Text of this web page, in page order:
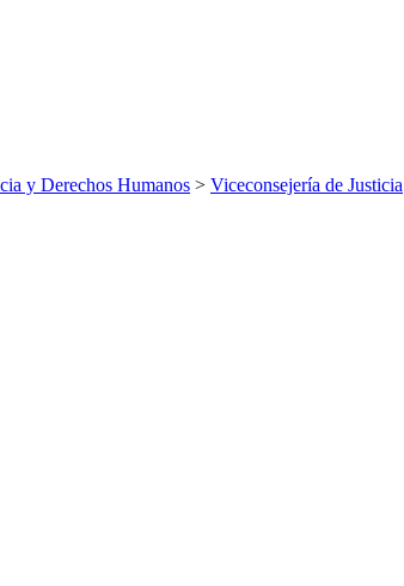
y Derechos Humanos > Viceconsejería de Justicia